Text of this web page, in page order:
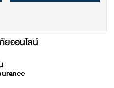
ยออนไลน์